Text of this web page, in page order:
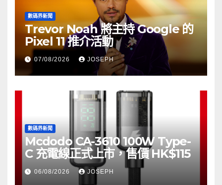
數碼界新聞
Trevor Noah 將主持 Google 的
Pixel 11 推介活動
07/08/2026 JOSEPH
數碼界新聞
Mcdodo CA-3610 100W Type-
C 充電線正式上市，售價 HK$115
06/08/2026 JOSEPH